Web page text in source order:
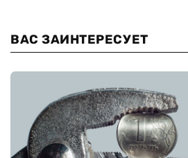
ВАС ЗАИНТЕРЕСУЕТ